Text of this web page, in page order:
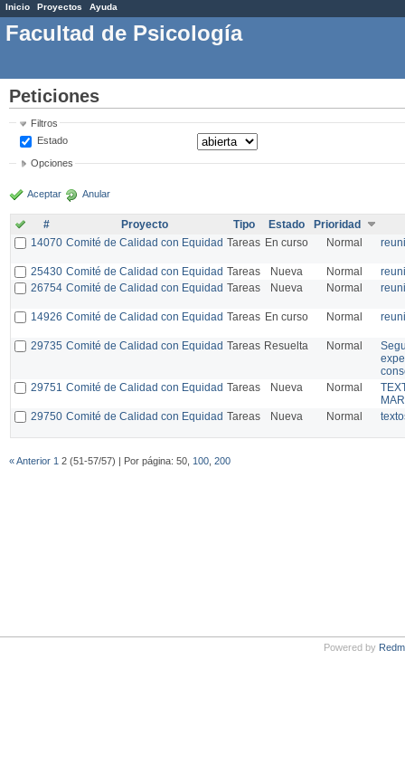
Inicio Proyectos Ayuda
Facultad de Psicología
Peticiones
Filtros
Estado
Opciones
Aceptar Anular
# Proyecto Tipo Estado
Prioridad
14070 Comité de Calidad con Equidad Tareas En curso Normal
25430 Comité de Calidad con Equidad Tareas Nueva Normal
26754 Comité de Calidad con Equidad Tareas Nueva Normal
14926 Comité de Calidad con Equidad Tareas En curso Normal
29735 Comité de Calidad con Equidad Tareas Resuelta Normal
29751 Comité de Calidad con Equidad Tareas Nueva Normal
29750 Comité de Calidad con Equidad Tareas Nueva Normal
« Anterior 1 2 (51-57/57) | Por página: 50, 100 200
Powered by